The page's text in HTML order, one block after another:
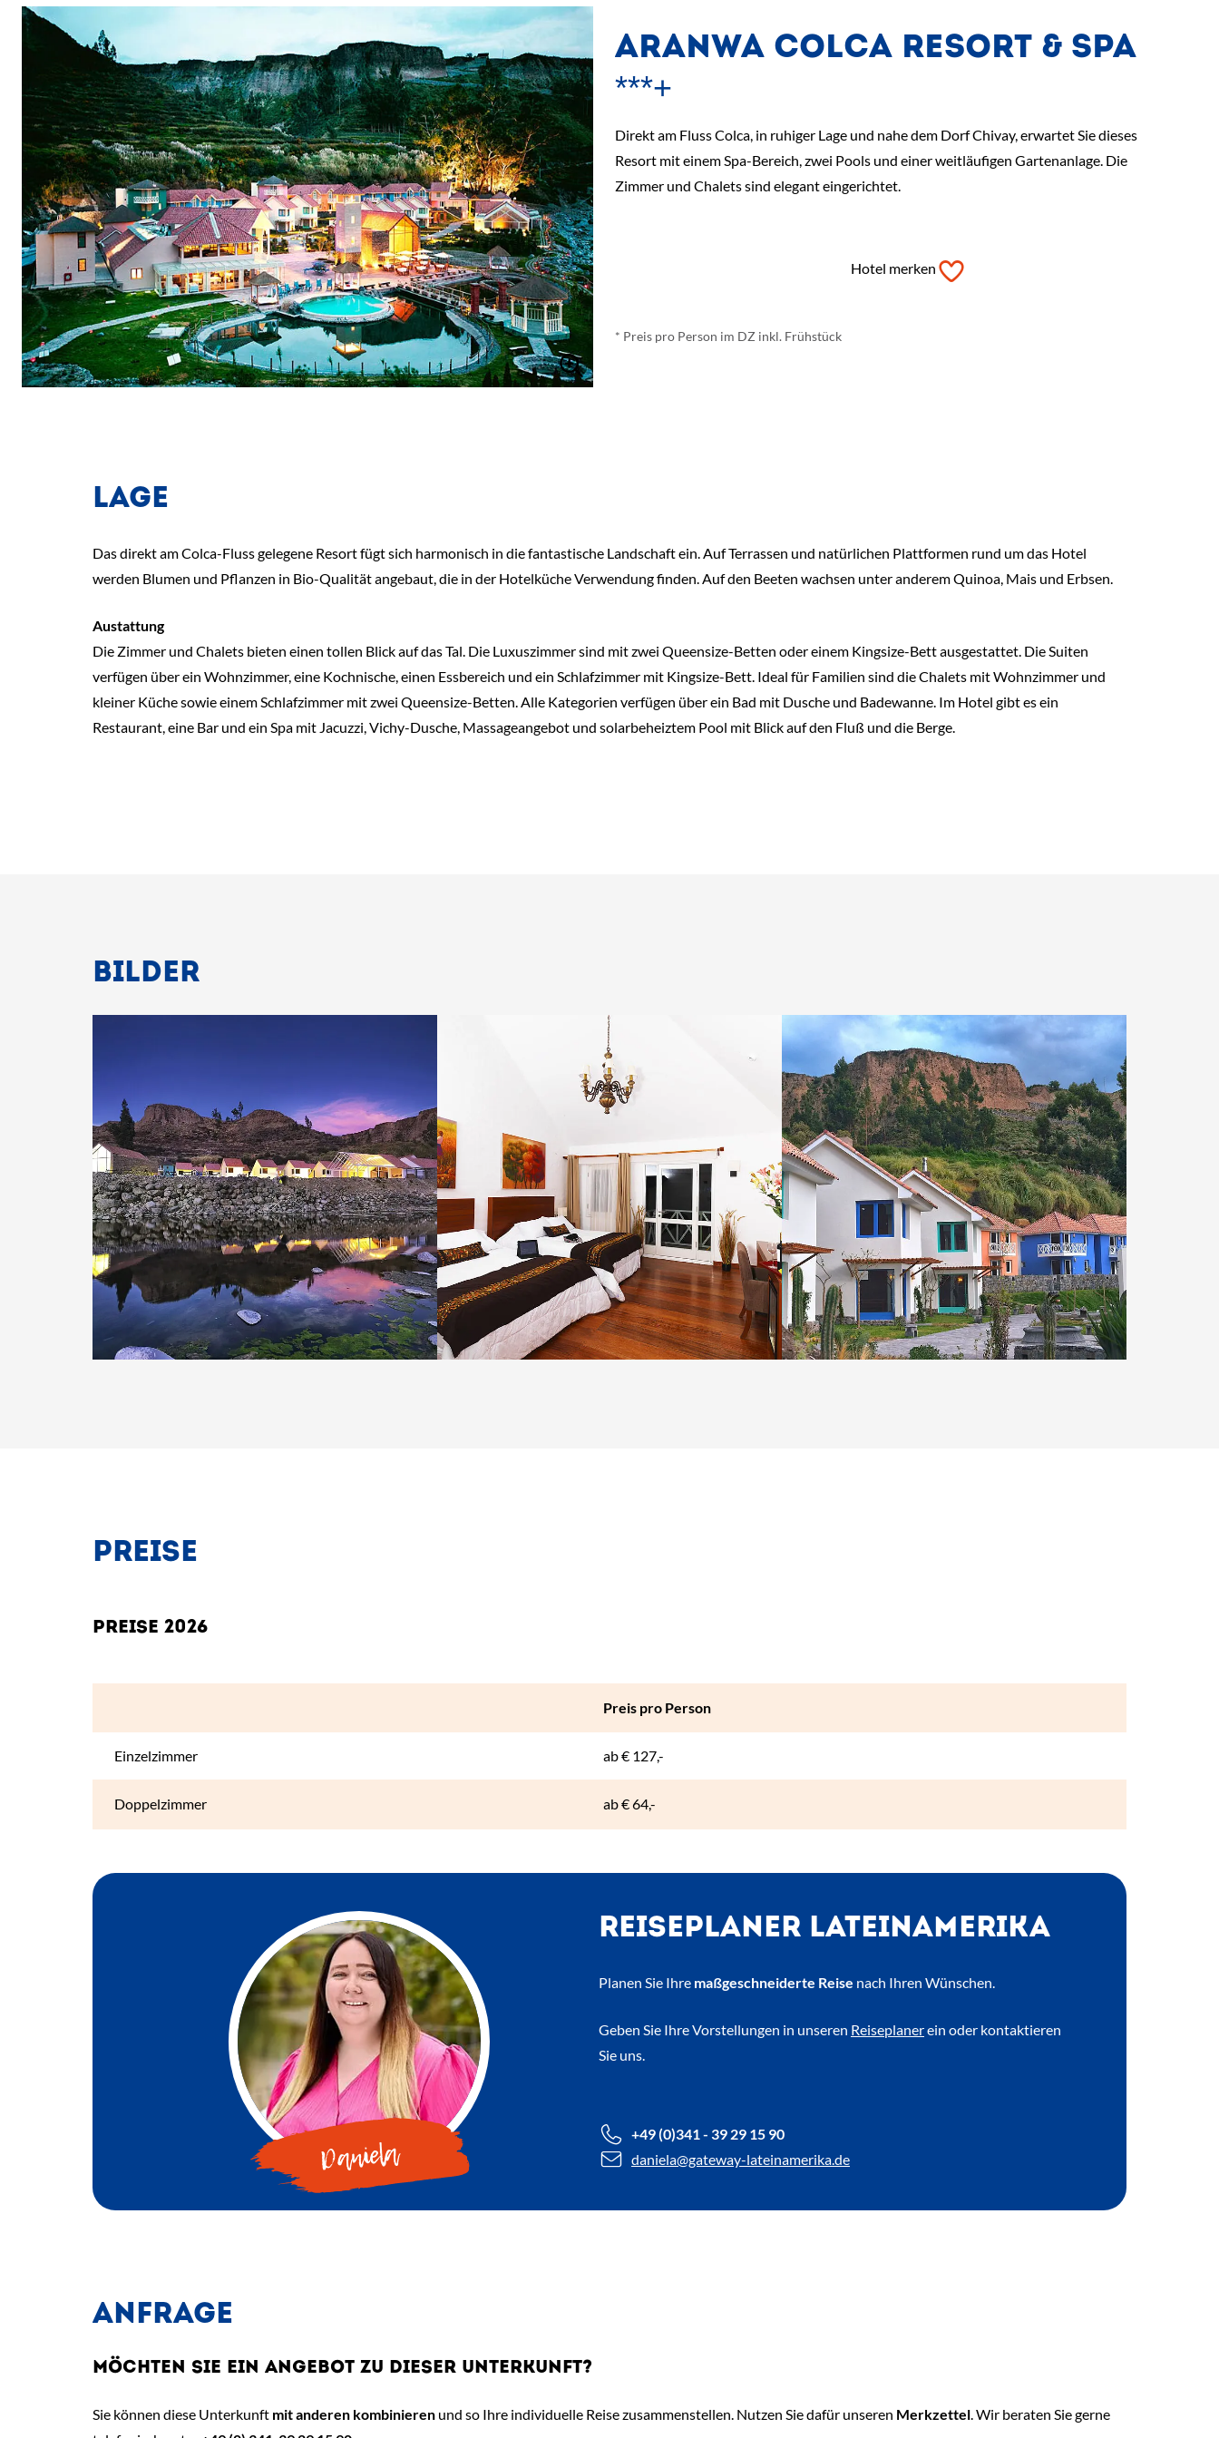
ARANWA COLCA RESORT & SPA
***+
Direkt am Fluss Colca, in ruhiger Lage und nahe dem Dorf Chivay, erwartet Sie dieses
Resort mit einem Spa-Bereich, zwei Pools und einer weitläufigen Gartenanlage. Die
Zimmer und Chalets sind elegant eingerichtet.
Hotel merken
* Preis pro Person im DZ inkl. Frühstück
LAGE
Das direkt am Colca-Fluss gelegene Resort fügt sich harmonisch in die fantastische Landschaft ein. Auf Terrassen und natürlichen Plattformen rund um das Hotel
werden Blumen und Pflanzen in Bio-Qualität angebaut, die in der Hotelküche Verwendung finden. Auf den Beeten wachsen unter anderem Quinoa, Mais und Erbsen.
Austattung
Die Zimmer und Chalets bieten einen tollen Blick auf das Tal. Die Luxuszimmer sind mit zwei Queensize-Betten oder einem Kingsize-Bett ausgestattet. Die Suiten
verfügen über ein Wohnzimmer, eine Kochnische, einen Essbereich und ein Schlafzimmer mit Kingsize-Bett. Ideal für Familien sind die Chalets mit Wohnzimmer und
kleiner Küche sowie einem Schlafzimmer mit zwei Queensize-Betten. Alle Kategorien verfügen über ein Bad mit Dusche und Badewanne. Im Hotel gibt es ein
Restaurant, eine Bar und ein Spa mit Jacuzzi, Vichy-Dusche, Massageangebot und solarbeheiztem Pool mit Blick auf den Fluß und die Berge.
BILDER
PREISE
PREISE 2026
Preis pro Person
Einzelzimmer ab€ 127,-
Doppelzimmer ab€ 64,-
Daniela
REISEPLANER LATEINAMERIKA
Planen Sie Ihre maßgeschneiderte Reise nach Ihren Wünschen.
Geben Sie Ihre Vorstellungen in unseren Reiseplanerein oder kontaktieren
Sie uns.
+49 (0)341 - 39 29 15 90
daniela@gateway-lateinamerika.de
ANFRAGE
MÖCHTEN SIE EIN ANGEBOT ZU DIESER UNTERKUNFT?
Sie können diese Unterkunft mit anderen kombinieren und so Ihre individuelle Reise zusammenstellen. Nutzen Sie dafür unseren Merkzettel. Wir beraten Sie gerne